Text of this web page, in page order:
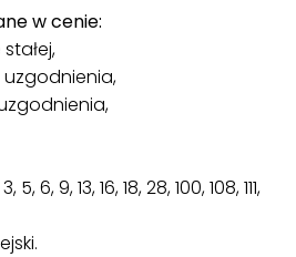
w cenie:
uzgodnienia,
6, 9, 13, 16, 18, 28, 100, 108, 111,